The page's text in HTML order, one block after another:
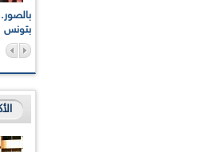
بتونس